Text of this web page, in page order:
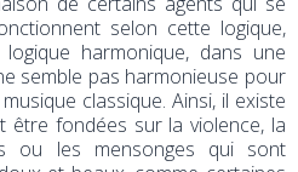
selon cette logique,
harmonique, dans une
semble pas harmonieuse pour
classique. Ainsi, il existe
être fondées sur la violence, la
ou les mensonges qui sont